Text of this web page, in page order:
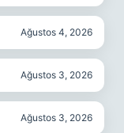
Ağustos 4, 2026
Ağustos 3, 2026
Ağustos 3, 2026